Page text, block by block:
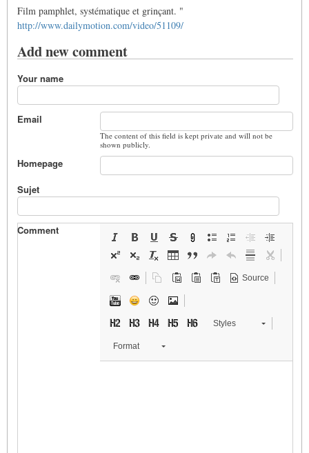
Film pamphlet, systématique et grinçant. "
http://www.dailymotion.com/video/51109/
Add new comment
Your name
Email
The content of this field is kept private and will not be
shown publicly.
Homepage
Sujet
Comment
Source
Styles
Format